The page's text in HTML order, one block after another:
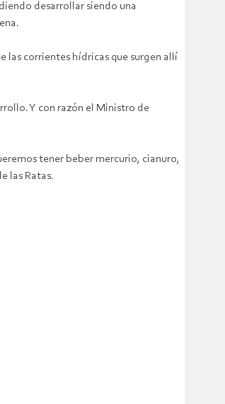
desarrollar siendo una
las corrientes hídricas que surgen allí
Y con razón el Ministro de
tener beber mercurio, cianuro,
las Ratas.